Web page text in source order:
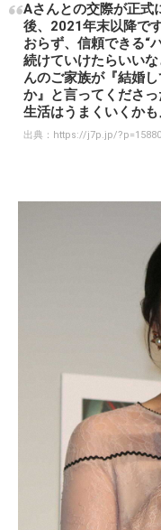
Aさんとの交際が正式
後、2021年末以降で
おらず、信頼できる“
続けていけたらいい
んのご家族が『結婚
か』と言ってくださ
生活はうまくいくかも
出典： https://j7p.jp/